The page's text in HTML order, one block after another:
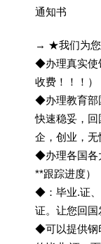
通知书
→ ★我们为您
◆办理真实使
收费！！！
◆办理教育部
快速稳妥，
企，创业，
◆办理各国各
**跟踪进度
◆：毕业.证、
证。让您回国
◆可以提供钢